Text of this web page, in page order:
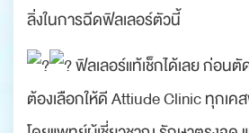
ลิ่งในการฉีดฟิลเลอร์ตัวนี้
ฟิลเลอร์แท้เช็กได้เลย ก่อน
ต้องเลือกให้ดี Attiude Clinic ทุกเค